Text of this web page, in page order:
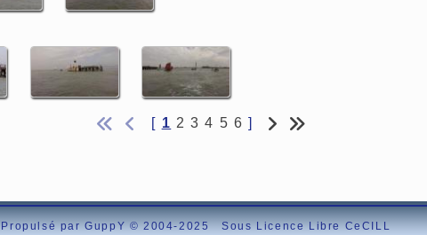
[ 1 2 3 4 5 6 ]
Propulsé par GuppY© 2004-2025 Sous Licence Libre CeCILL